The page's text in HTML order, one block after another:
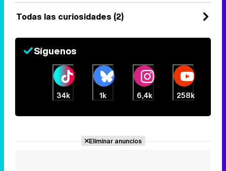
Todas las curiosidades (2)
Síguenos
34k 1k 6,4k 258k
Eliminar anuncios